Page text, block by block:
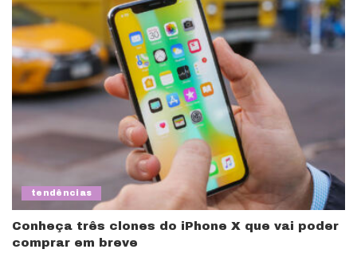
tendências
Conheça três clones do iPhone X que vai poder
comprar em breve